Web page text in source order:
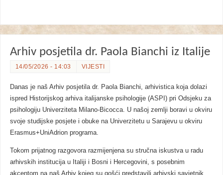
Arhiv posjetila dr. Paola Bianchi iz Italije
14/05/2026 - 14:03 VIJESTI
Danas je naš Arhiv posjetila dr. Paola Bianchi, arhivistica koja dolazi
ispred Historijskog arhiva italijanske psihologije (ASPI) pri Odsjeku za
psihologiju Univerziteta Milano-Bicocca. U našoj zemlji boravi u okviru
svoje studijske posjete i obuke na Univerzitetu u Sarajevu u okviru
Erasmus+UniAdrion programa.
Tokom prijatnog razgovora razmijenjena su stručna iskustva u radu
arhivskih institucija u Italiji i Bosni i Hercegovini, s posebnim
akcentom na naš Arhiv kojeg su gošći predstavili arhivski savjetnik